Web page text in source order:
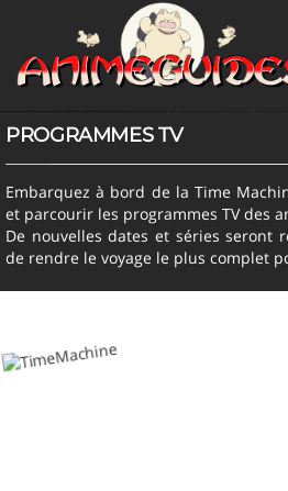
PROGRAMMES TV
Embarquez à bord de la Time
et parcourir les programmes TV des
De nouvelles dates et séries seront
de rendre le voyage le plus complet
Panneau de gestion des cookies